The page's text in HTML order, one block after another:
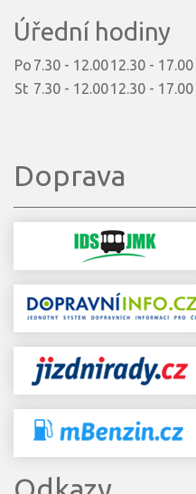
Úřední hodiny
Po 7.30 - 12.0012.30 - 17.00
St 7.30 - 12.0012.30 - 17.00
Doprava